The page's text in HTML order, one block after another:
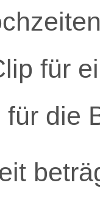
für
die